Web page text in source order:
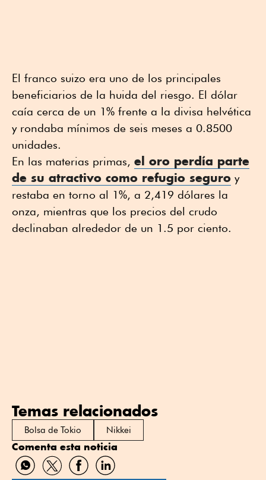
El franco suizo era uno de los principales
beneficiarios de la huida del riesgo. El dólar
caía cerca de un 1% frente a la divisa helvética
y rondaba mínimos de seis meses a 0.8500
unidades.
En las materias primas, el oro perdía parte
de su atractivo como refugio seguro y
restaba en torno al 1%, a 2,419 dólares la
onza, mientras que los precios del crudo
declinaban alrededor de un 1.5 por ciento.
Temas relacionados
Bolsa de Tokio Nikkei
Comenta esta noticia
CompartirCompartirCompartirCompartir